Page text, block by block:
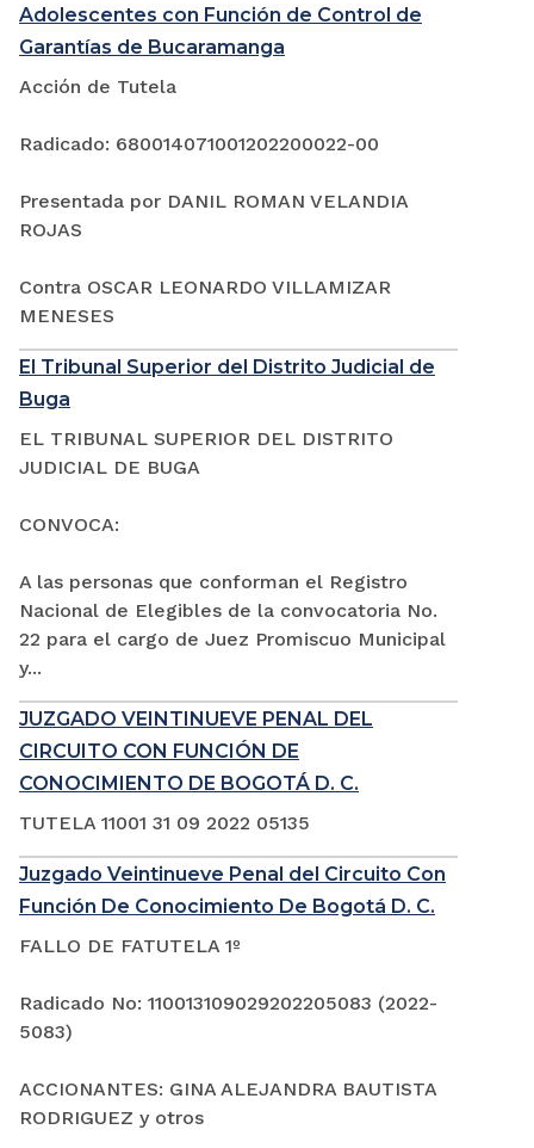
Adolescentes con Función de Control de
Garantías de Bucaramanga
Acción de Tutela
Radicado: 680014071001202200022-00
Presentada por DANIL ROMAN VELANDIA
ROJAS
Contra OSCAR LEONARDO VILLAMIZAR
MENESES
El Tribunal Superior del Distrito Judicial de
Buga
EL TRIBUNAL SUPERIOR DEL DISTRITO
JUDICIAL DE BUGA
CONVOCA:
A las personas que conforman el Registro
Nacional de Elegibles de la convocatoria No.
22 para el cargo de Juez Promiscuo Municipal
y...
JUZGADO VEINTINUEVE PENAL DEL
CIRCUITO CON FUNCIÓN DE
CONOCIMIENTO DE BOGOTÁ D. C.
TUTELA 11001 31 09 2022 05135
Juzgado Veintinueve Penal del Circuito Con
Función De Conocimiento De Bogotá D. C.
FALLO DE FATUTELA 1º
Radicado No: 110013109029202205083 (2022-
5083)
ACCIONANTES: GINA ALEJANDRA BAUTISTA
RODRIGUEZ y otros